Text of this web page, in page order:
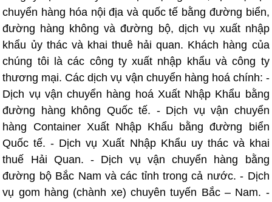
chuyển hàng hóa nội địa và quốc tế bằng đường biển,
đường hàng không và đường bộ, dịch vụ xuất nhập
khẩu ủy thác và khai thuê hải quan. Khách hàng của
chúng tôi là các công ty xuất nhập khẩu và công ty
thương mại. Các dịch vụ vận chuyển hàng hoá chính: -
Dịch vụ vận chuyển hàng hoá Xuất Nhập Khẩu bằng
đường hàng không Quốc tế. - Dịch vụ vận chuyển
hàng Container Xuất Nhập Khẩu bằng đường biển
Quốc tế. - Dịch vụ Xuất Nhập Khẩu uy thác và khai
thuế Hải Quan. - Dịch vụ vận chuyển hàng bằng
đường bộ Bắc Nam và các tỉnh trong cả nước. - Dịch
vụ gom hàng (chành xe) chuyên tuyến Bắc – Nam. -